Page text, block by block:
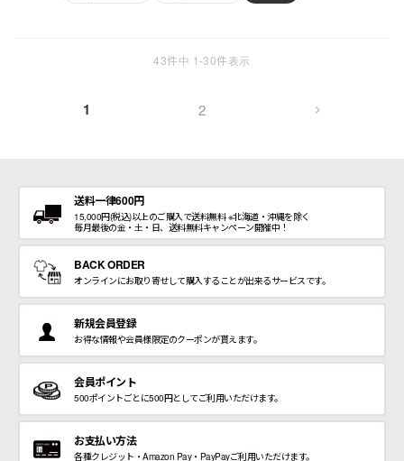
43件中 1-30件表示
1 2
送料一律600円
15,000円(税込)以上のご購入で送料無料 ※北海道・沖縄を除く
毎月最後の金・土・日、送料無料キャンペーン開催中！
BACK ORDER
オンラインにお取り寄せして購入することが出来るサービスです。
新規会員登録
お得な情報や会員様限定のクーポンが貰えます。
会員ポイント
500ポイントごとに500円としてご利用いただけます。
お支払い方法
各種クレジット・Amazon Pay・PayPayご利用いただけます。